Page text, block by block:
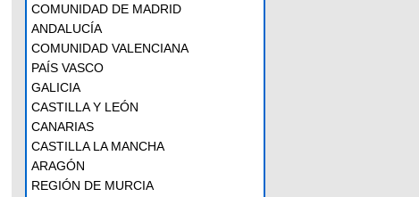
COMUNIDAD DE MADRID
ANDALUCÍA
COMUNIDAD VALENCIANA
PAÍS VASCO
GALICIA
CASTILLA Y LEÓN
CANARIAS
CASTILLA LA MANCHA
ARAGÓN
REGIÓN DE MURCIA